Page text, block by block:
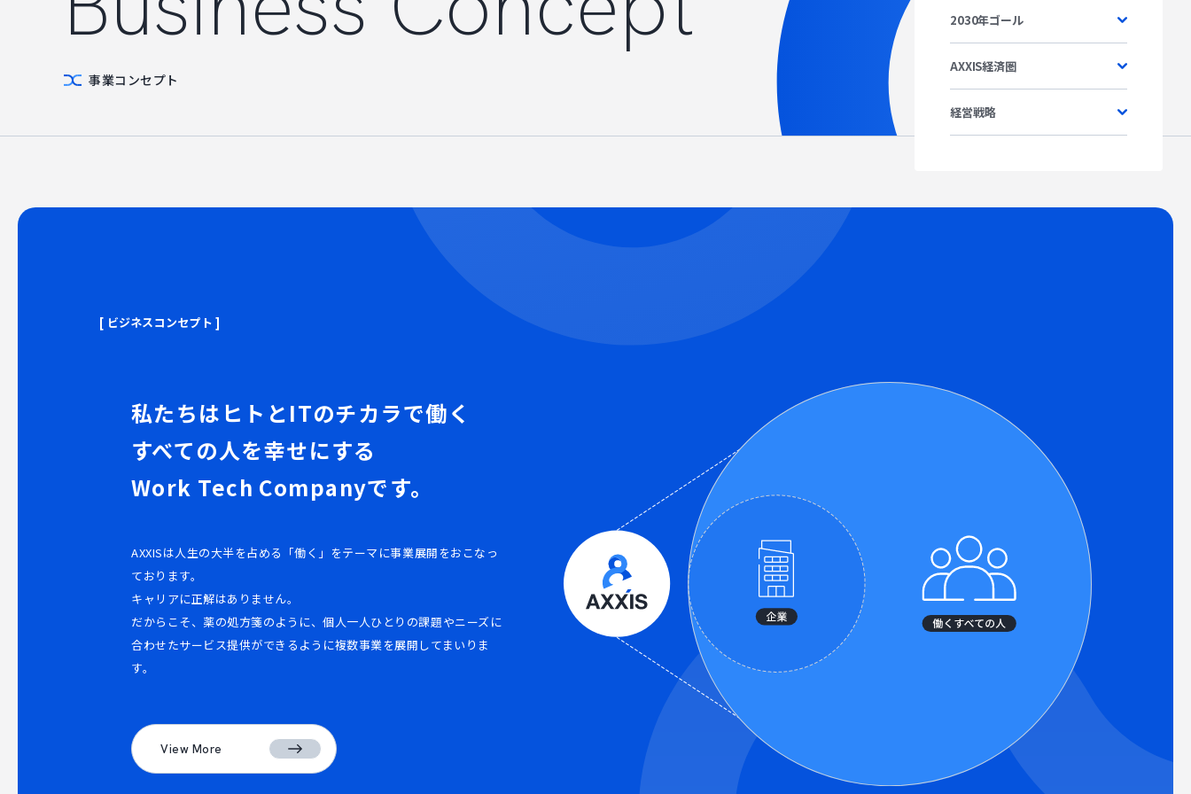
個人情報保護方針 利用規約 サービスポリシー
ニュース
CAREER
CONTACT
事業コンセプト
2030年ゴール
AXXIS経済圏
経営戦略
[ ビジネスコンセプト ]
私たちはヒトとITのチカラで働く
すべての人を幸せにする
Work Tech Companyです。
AXXISは人生の大半を占める「働く」をテーマに事業展開をおこなっ
ております。
キャリアに正解はありません。
だからこそ、薬の処方箋のように、個人一人ひとりの課題やニーズに
合わせたサービス提供ができるように複数事業を展開してまいりま
す。
View More